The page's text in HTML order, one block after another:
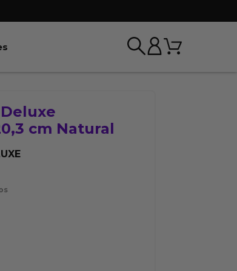
Bondage Carrito
cm Natural